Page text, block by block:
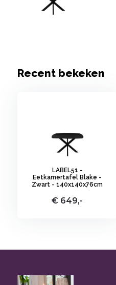
Recent bekeken
LABEL51 -
Eetkamertafel Blake -
Zwart - 140x140x76cm
€ 649,-